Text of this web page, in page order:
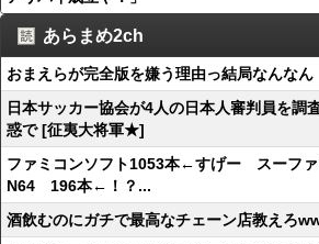
あらまめ2ch
おまえらが完全版を嫌う理由っ結局なんなん
日本サッカー協会が4人の日本人審判員を
惑で [征夷大将軍★]
ファミコンソフト1053本←すげー スーフ
N64 196本←！？...
酒飲むのにガチで最高なチェーン店教えろ